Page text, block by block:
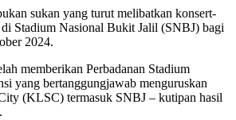
sukan yang turut melibatkan konsert-
Stadium Nasional Bukit Jalil (SNBJ) bagi
2024.
memberikan Perbadanan Stadium
yang bertanggungjawab menguruskan
(KLSC) termasuk SNBJ – kutipan hasil